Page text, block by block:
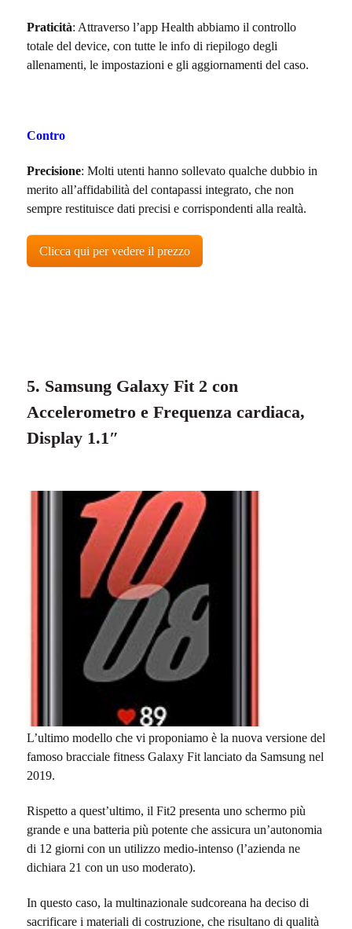
Praticità: Attraverso l’app Health abbiamo il controllo
totale del device, con tutte le info di riepilogo degli
allenamenti, le impostazioni e gli aggiornamenti del caso.
Contro
Precisione: Molti utenti hanno sollevato qualche dubbio in
merito all’affidabilità del contapassi integrato, che non
sempre restituisce dati precisi e corrispondenti alla realtà.
Clicca qui per vedere il prezzo
5. Samsung Galaxy Fit 2 con
Accelerometro e Frequenza cardiaca,
Display 1.1″
L’ultimo modello che vi proponiamo è la nuova versione del
famoso bracciale fitness Galaxy Fit lanciato da Samsung nel
2019.
Rispetto a quest’ultimo, il Fit2 presenta uno schermo più
grande e una batteria più potente che assicura un’autonomia
di 12 giorni con un utilizzo medio-intenso (l’azienda ne
dichiara 21 con un uso moderato).
In questo caso, la multinazionale sudcoreana ha deciso di
sacrificare i materiali di costruzione, che risultano di qualità